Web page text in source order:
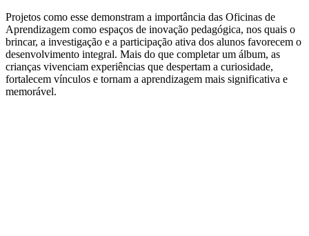
Projetos como esse demonstram a importância das Oficinas de
Aprendizagem como espaços de inovação pedagógica, nos quais o
brincar, a investigação e a participação ativa dos alunos favorecem o
desenvolvimento integral. Mais do que completar um álbum, as
crianças vivenciam experiências que despertam a curiosidade,
fortalecem vínculos e tornam a aprendizagem mais significativa e
memorável.